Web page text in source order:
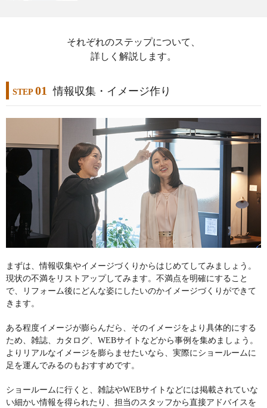
それぞれのステップについて、
詳しく解説します。
STEP 01 情報収集・イメージ作り
まずは、情報収集やイメージづくりからはじめてしてみましょう。
現状の不満をリストアップしてみます。不満点を明確にすること
で、リフォーム後にどんな姿にしたいのかイメージづくりができて
きます。
ある程度イメージが膨らんだら、そのイメージをより具体的にする
ため、雑誌、カタログ、WEBサイトなどから事例を集めましょう。
よりリアルなイメージを膨らませたいなら、実際にショールームに
足を運んでみるのもおすすめです。
ショールームに行くと、雑誌やWEBサイトなどには掲載されていな
い細かい情報を得られたり、担当のスタッフから直接アドバイスを